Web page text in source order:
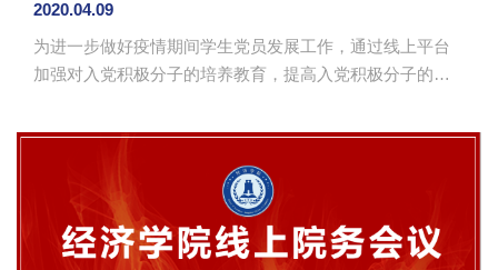
2020.04.09
为进一步做好疫情期间学生党员发展工作，通过线上平台
加强对入党积极分子的培养教育，提高入党积极分子的党
子党课开班仪式暨培训第一讲。本次党课通过“钉钉”平台举
持，共有49名学生参与培训。 刘智莹介绍了本期党校
培训的具体安排，对党课纪律提出了明确要求，并向大家
说明了党课的考核标准。 汪椿东宣布管理学院分党校